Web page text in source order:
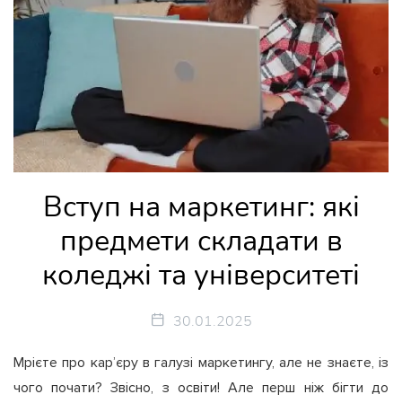
Вступ на маркетинг: які
предмети складати в
коледжі та університеті
30.01.2025
Мрієте про кар’єру в галузі маркетингу, але не знаєте, із
чого почати? Звісно, з освіти! Але перш ніж бігти до